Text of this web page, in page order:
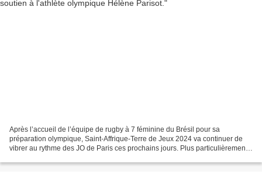
Après l’accueil de l’équipe de rugby à 7 féminine du Brésil pour sa
préparation olympique, Saint-Affrique-Terre de Jeux 2024 va continuer de
vibrer au rythme des JO de Paris ces prochains jours. Plus particulièrement